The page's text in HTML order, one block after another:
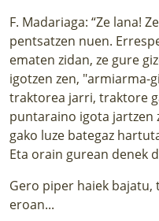
F. Madariaga: “Ze lana!
pentsatzen nuen.
ematen zidan, ze gure
igotzen zen, "armiarma-
traktorea jarri, traktore
puntaraino igota jartzen
gako luze bategaz
Eta orain gurean denek
Gero piper haiek
eroan...